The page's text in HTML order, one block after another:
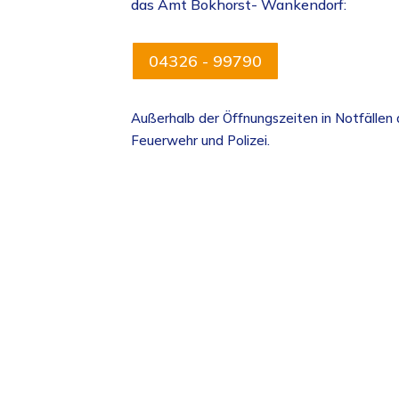
das Amt Bokhorst- Wankendorf:
04326 - 99790
Außerhalb der Öffnungszeiten in Notfällen
Feuerwehr und Polizei.